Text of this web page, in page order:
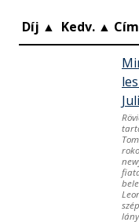
Díj ▲ Kedv. ▲ Cím